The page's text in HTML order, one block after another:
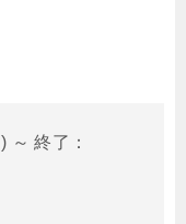
～ 終了：